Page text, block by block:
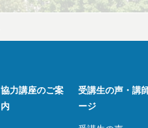
協力講座のご案
内
受講生の声・講
ージ